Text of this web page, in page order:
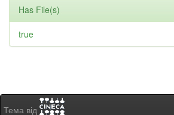
Has File(s)
true
Тема від